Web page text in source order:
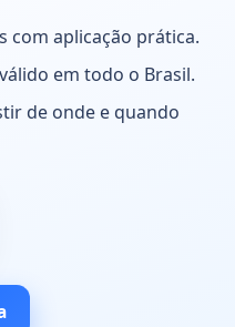
com aplicação prática.
em todo o Brasil.
de onde e quando